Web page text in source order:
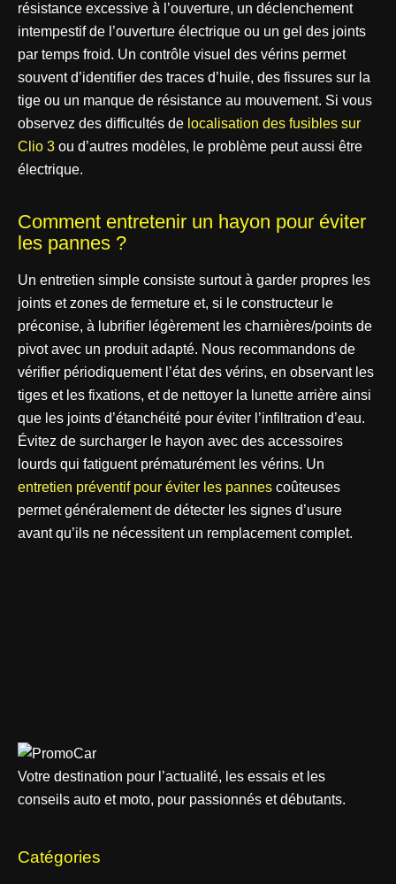
résistance excessive à l’ouverture, un déclenchement
intempestif de l’ouverture électrique ou un gel des joints
par temps froid. Un contrôle visuel des vérins permet
souvent d’identifier des traces d’huile, des fissures sur la
tige ou un manque de résistance au mouvement. Si vous
observez des difficultés de localisation des fusibles sur
Clio 3 ou d’autres modèles, le problème peut aussi être
électrique.
Comment entretenir un hayon pour éviter
les pannes ?
Un entretien simple consiste surtout à garder propres les
joints et zones de fermeture et, si le constructeur le
préconise, à lubrifier légèrement les charnières/points de
pivot avec un produit adapté. Nous recommandons de
vérifier périodiquement l’état des vérins, en observant les
tiges et les fixations, et de nettoyer la lunette arrière ainsi
que les joints d’étanchéité pour éviter l’infiltration d’eau.
Évitez de surcharger le hayon avec des accessoires
lourds qui fatiguent prématurément les vérins. Un
entretien préventif pour éviter les pannes coûteuses
permet généralement de détecter les signes d’usure
avant qu’ils ne nécessitent un remplacement complet.
Votre destination pour l’actualité, les essais et les
conseils auto et moto, pour passionnés et débutants.
Catégories